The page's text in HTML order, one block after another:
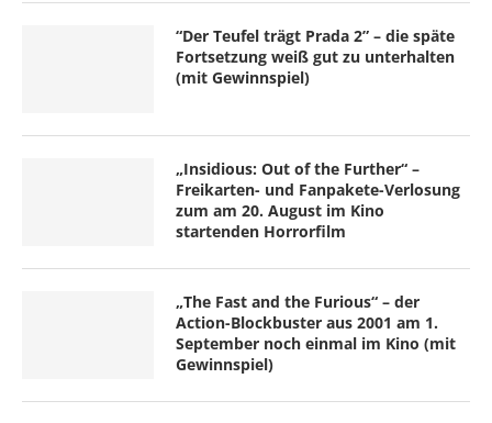
“Der Teufel trägt Prada 2” – die späte
Fortsetzung weiß gut zu unterhalten
(mit Gewinnspiel)
„Insidious: Out of the Further“ –
Freikarten- und Fanpakete-Verlosung
zum am 20. August im Kino
startenden Horrorfilm
„The Fast and the Furious“ – der
Action-Blockbuster aus 2001 am 1.
September noch einmal im Kino (mit
Gewinnspiel)